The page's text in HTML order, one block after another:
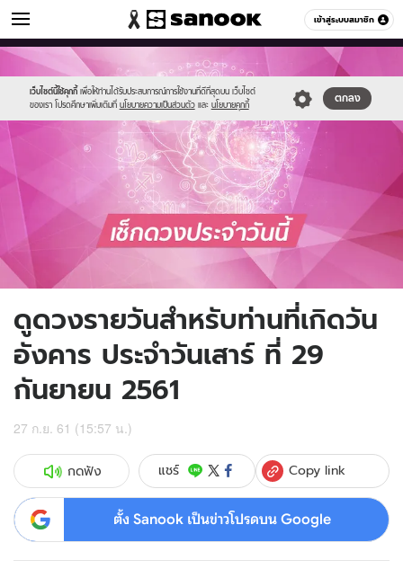
เข้าสู่ระบบสมาชิก
ดูดวง หมวดอื่นๆ
เว็บไซต์นี้ใช้คุกกี้ เพื่อให้ท่านได้รับประสบการณ์การใช้งานที่ดีที่สุดบน เว็บไซต์
ของเรา โปรดศึกษาเพิ่มเติมที่ นโยบายความเป็นส่วนตัว และ นโยบายคุกกี้
ตกลง
Sanook
//s.isanook.com/sr/0/images/logo-
new-
sanook.png
600
60
//s.isanook.com/ho/0/ud/fxd/day/daily_tuesday.png
ดูดวงรายวันสำหรับท่านที่เกิดวัน
อังคาร ประจำวันเสาร์ ที่ 29
กันยายน 2561
27 ก.ย. 61 (15:57 น.)
กดฟัง แชร์ Copy link
ตั้ง Sanook เป็นข่าวโปรดบน Google